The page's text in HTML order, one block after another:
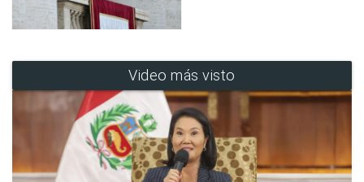
Video más visto